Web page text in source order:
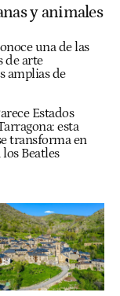
y animales
una de las
de arte
amplias de
Estados
esta
transforma en
Beatles